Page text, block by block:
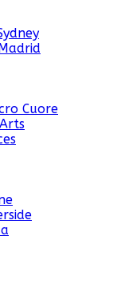
Cuore